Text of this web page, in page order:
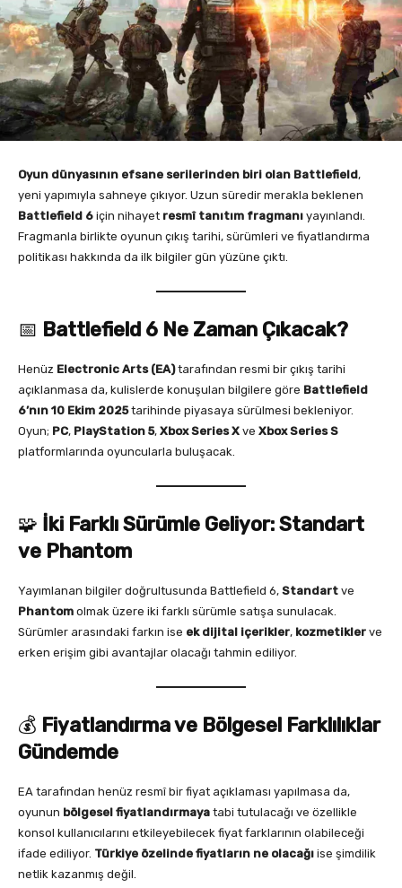
Oyun dünyasının efsane serilerinden biri olan Battlefield,
yeni yapımıyla sahneye çıkıyor. Uzun süredir merakla beklenen
Battlefield 6 için nihayet resmî tanıtım fragmanı yayınlandı.
Fragmanla birlikte oyunun çıkış tarihi, sürümleri ve fiyatlandırma
politikası hakkında da ilk bilgiler gün yüzüne çıktı.
📅 Battlefield 6 Ne Zaman Çıkacak?
Henüz Electronic Arts (EA)tarafından resmi bir çıkış tarihi
açıklanmasa da, kulislerde konuşulan bilgilere göre Battlefield
6’nın 10 Ekim 2025tarihinde piyasaya sürülmesi bekleniyor.
Oyun; PC, PlayStation 5, Xbox Series X ve Xbox Series S
platformlarında oyuncularla buluşacak.
🧩 İki Farklı Sürümle Geliyor: Standart
ve Phantom
Yayımlanan bilgiler doğrultusunda Battlefield 6, Standart ve
Phantom olmak üzere iki farklı sürümle satışa sunulacak.
Sürümler arasındaki farkın ise ek dijital içerikler, kozmetikler ve
erken erişim gibi avantajlar olacağı tahmin ediliyor.
💰 Fiyatlandırma ve Bölgesel Farklılıklar
Gündemde
EA tarafından henüz resmî bir fiyat açıklaması yapılmasa da,
oyunun bölgesel fiyatlandırmaya tabi tutulacağı ve özellikle
konsol kullanıcılarını etkileyebilecek fiyat farklarının olabileceği
ifade ediliyor. Türkiye özelinde fiyatların ne olacağı ise şimdilik
netlik kazanmış değil.